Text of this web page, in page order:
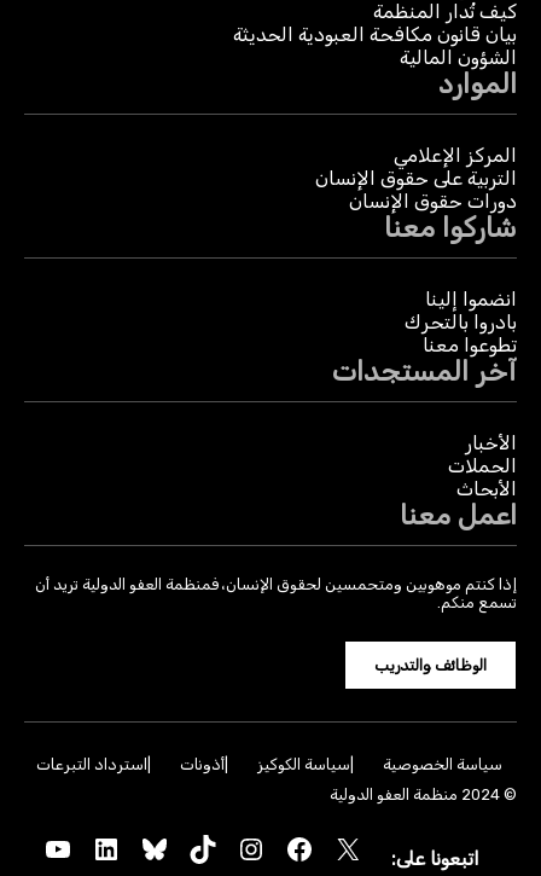
كيف تُدار المنظمة
بيان قانون مكافحة العبودية الحديثة
الشؤون المالية
الموارد
المركز الإعلامي
التربية على حقوق الإنسان
دورات حقوق الإنسان
شاركوا معنا
انضموا إلينا
بادروا بالتحرك
تطوعوا معنا
آخر المستجدات
الأخبار
الحملات
الأبحاث
اعمل معنا
إذا كنتم موهوبين ومتحمسين لحقوق الإنسان، فمنظمة العفو الدولية تريد أن
تسمع منكم.
الوظائف والتدريب
سياسة الخصوصية سياسة الكوكيز أذونات
استرداد التبرعات
© 2024 منظمة العفو الدولية
اتبعونا على: X
Facebook
Instagram
TikTok
Bluesky
LinkedIn
YouTube